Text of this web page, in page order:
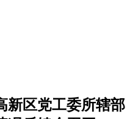
新区党工委所辖部